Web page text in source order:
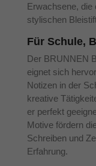
Erwachsene, die
stylischen
Für Schule,
Der BRUNNEN
eignet sich
Notizen in der
kreative
er perfekt
Motive fördern
Schreiben und
Erfahrung.